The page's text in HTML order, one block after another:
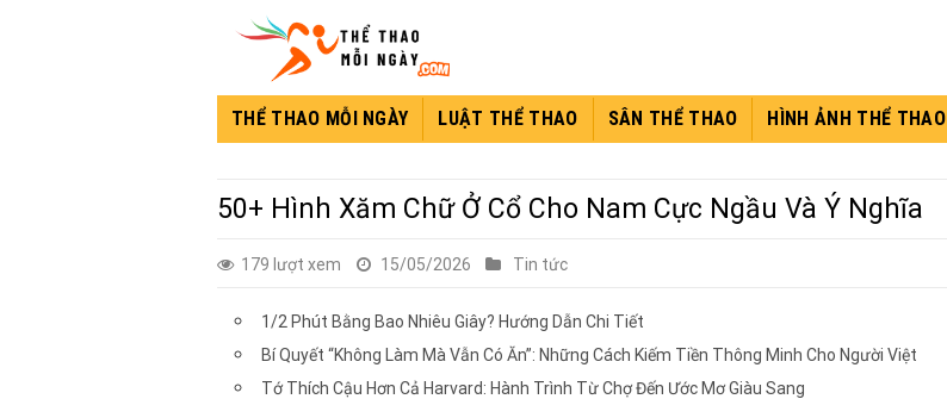
content
THỂ THAO MỖI NGÀY
LUẬT THỂ THAO SÂN THỂ THAO HÌNH ẢNH THỂ THAO
50+ Hình Xăm Chữ Ở Cổ Cho Nam Cực Ngầu Và Ý Nghĩa
179 lượt xem 15/05/2026 Tin tức
1/2 Phút Bằng Bao Nhiêu Giây? Hướng Dẫn Chi Tiết
Bí Quyết “Không Làm Mà Vẫn Có Ăn”: Những Cách Kiếm Tiền Thông Minh Cho Người Việt
Tớ Thích Cậu Hơn Cả Harvard: Hành Trình Từ Chợ Đến Ước Mơ Giàu Sang